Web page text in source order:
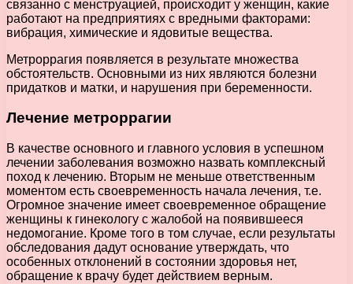
связанно с менструацией, происходит у женщин, какие
работают на предприятиях с вредными факторами:
вибрация, химические и ядовитые вещества.
Метроррагия появляется в результате множества
обстоятельств. Основными из них являются болезни
придатков и матки, и нарушения при беременности.
Лечение метроррагии
В качестве основного и главного условия в успешном
лечении заболевания возможно назвать комплексный
поход к лечению. Вторым не меньше ответственным
моментом есть своевременность начала лечения, т.е.
Огромное значение имеет своевременное обращение
женщины к гинекологу с жалобой на появившееся
недомогание. Кроме того в том случае, если результаты
обследования дадут основание утверждать, что
особенных отклонений в состоянии здоровья нет,
обращение к врачу будет действием верным.